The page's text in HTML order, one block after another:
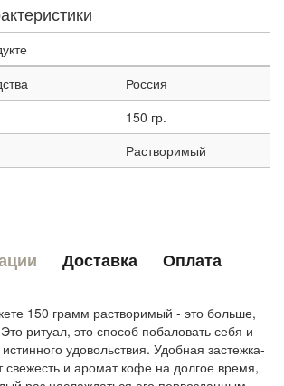
Россия
150 гр.
Растворимый
Доставка Оплата
150 грамм растворимый - это больше,
ритуал, это способ побаловать себя и
удовольствия. Удобная застежка-
свежесть и аромат кофе на долгое время,